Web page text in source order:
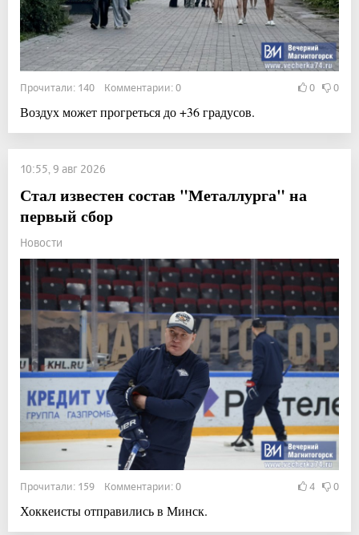
Прочитали: 140 Комментарии: 0 0 0
Воздух может прогреться до +36 градусов.
10:55, 9 авг 2026
Стал известен состав "Металлурга" на
первый сбор
Новости
Прочитали: 159 Комментарии: 0 4 0
Хоккеисты отправились в Минск.